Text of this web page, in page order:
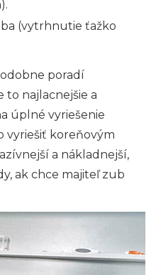
(vytrhnutie ťažko
poradí
najlacnejšie a
úplné vyriešenie
vyriešiť koreňovým
a nákladnejší,
ak chce majiteľ zub